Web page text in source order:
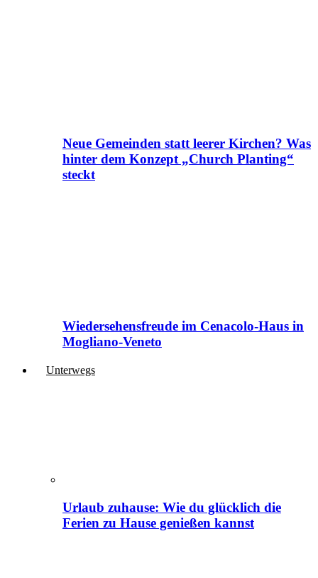
Neue Gemeinden statt leerer Kirchen? Was
hinter dem Konzept „Church Planting“
steckt
Wiedersehensfreude im Cenacolo-Haus in
Mogliano-Veneto
Unterwegs
Urlaub zuhause: Wie du glücklich die
Ferien zu Hause genießen kannst